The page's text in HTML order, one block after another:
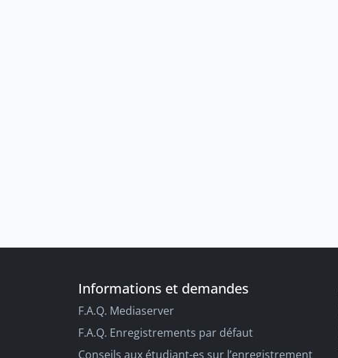
Informations et demandes
F.A.Q. Mediaserver
F.A.Q. Enregistrements par défaut
Conseils aux étudiant-es sur l’enregistrement